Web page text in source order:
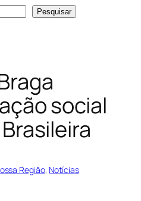
Pesquisar
social
Região, Notícias